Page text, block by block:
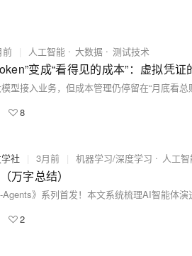
前 | 人工智能 大数据 测试技术
变成“看得见的成本”：虚拟凭
8
社 | 3月前 | 机器学习/深度学习 人工
万字总结）
2